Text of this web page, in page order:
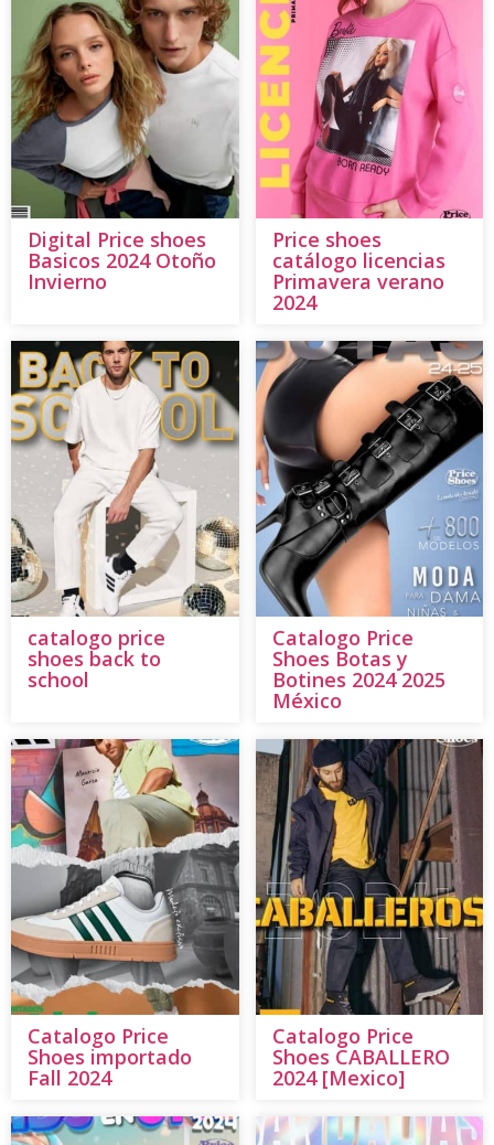
Digital Price shoes
Basicos 2024 Otoño
Invierno
Price shoes
catálogo licencias
Primavera verano
2024
catalogo price
shoes back to
school
Catalogo Price
Shoes Botas y
Botines 2024 2025
México
Catalogo Price
Shoes importado
Fall 2024
Catalogo Price
Shoes CABALLERO
2024 [Mexico]